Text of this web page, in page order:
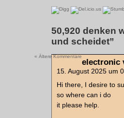
50,920 denken
und scheidet”
« Ältere Kommentare
electronic
15. August 2025 um
Hi there, I desire to
so where can i do
it please help.